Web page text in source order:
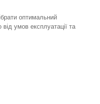
оптимальний
умов експлуатації та